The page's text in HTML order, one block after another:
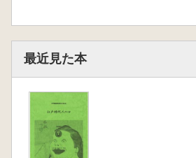
最近見た本